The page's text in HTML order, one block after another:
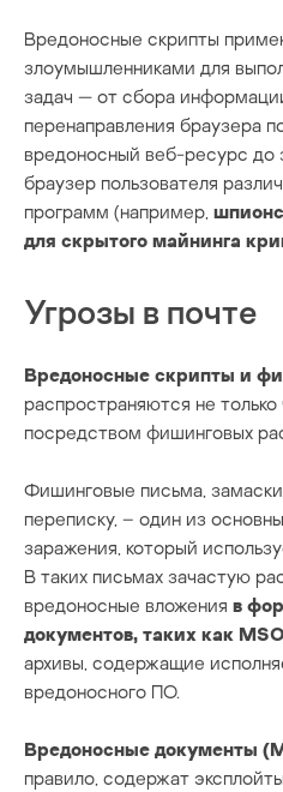
Вредоносные скрипты
злоумышленниками для
задач — от сбора
перенаправления браузера
вредоносный веб-ресурс до
браузер пользователя
программ (например,
для скрытого майнинга
Угрозы в почте
Вредоносные скрипты и
распространяются не
посредством фишинговых
Фишинговые письма,
переписку, – один из
заражения, который
В таких письмах зачастую
вредоносные вложения в
документов, таких как
архивы, содержащие
вредоносного ПО.
Вредоносные документы
правило, содержат